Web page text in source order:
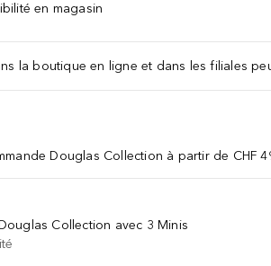
en magasin
la boutique en ligne et dans les filiales
Douglas Collection à partir de CHF
Collection avec 3 Minis